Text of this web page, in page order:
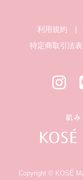
利用規約
特定商取引法
Copyright © KOSÉ